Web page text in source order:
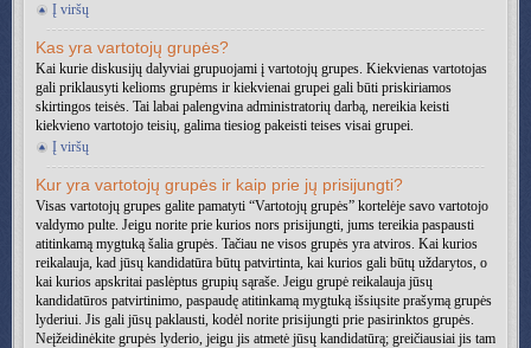
Į viršų
Kas yra vartotojų grupės?
Kai kurie diskusijų dalyviai grupuojami į vartotojų grupes. Kiekvienas vartotojas
gali priklausyti kelioms grupėms ir kiekvienai grupei gali būti priskiriamos
skirtingos teisės. Tai labai palengvina administratorių darbą, nereikia keisti
kiekvieno vartotojo teisių, galima tiesiog pakeisti teises visai grupei.
Į viršų
Kur yra vartotojų grupės ir kaip prie jų prisijungti?
Visas vartotojų grupes galite pamatyti “Vartotojų grupės” kortelėje savo vartotojo
valdymo pulte. Jeigu norite prie kurios nors prisijungti, jums tereikia paspausti
atitinkamą mygtuką šalia grupės. Tačiau ne visos grupės yra atviros. Kai kurios
reikalauja, kad jūsų kandidatūra būtų patvirtinta, kai kurios gali būtų uždarytos, o
kai kurios apskritai paslėptus grupių sąraše. Jeigu grupė reikalauja jūsų
kandidatūros patvirtinimo, paspaudę atitinkamą mygtuką išsiųsite prašymą grupės
lyderiui. Jis gali jūsų paklausti, kodėl norite prisijungti prie pasirinktos grupės.
Neįžeidinėkite grupės lyderio, jeigu jis atmetė jūsų kandidatūrą; greičiausiai jis tam